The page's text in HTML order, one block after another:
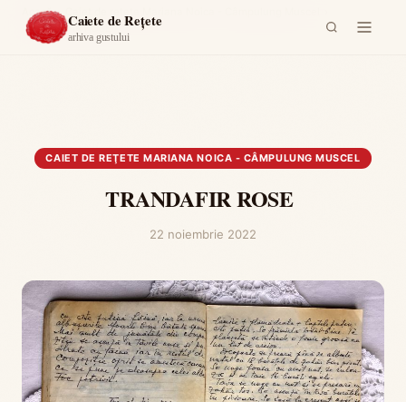
Caiete de Rețete
arhiva gustului
Acasă ›
TRANDAFIR ROSE
CAIET DE REŢETE MARIANA NOICA - CÂMPULUNG MUSCEL
TRANDAFIR ROSE
22 noiembrie 2022